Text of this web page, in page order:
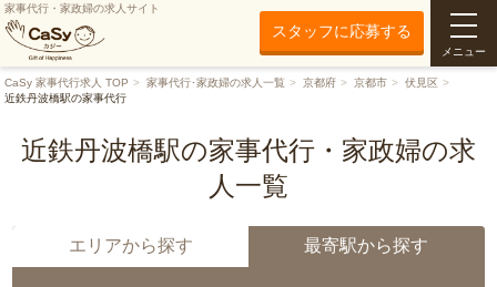
家事代行・家政婦の求人サイト
スタッフに応募する
メニュー
CaSy 家事代行求人 TOP 家事代行･家政婦の求人一覧 京都府 京都市
伏見区
近鉄丹波橋駅の家事代行
近鉄丹波橋駅の家事代行・家政婦の求
人一覧
エリアから探す 最寄駅から探す